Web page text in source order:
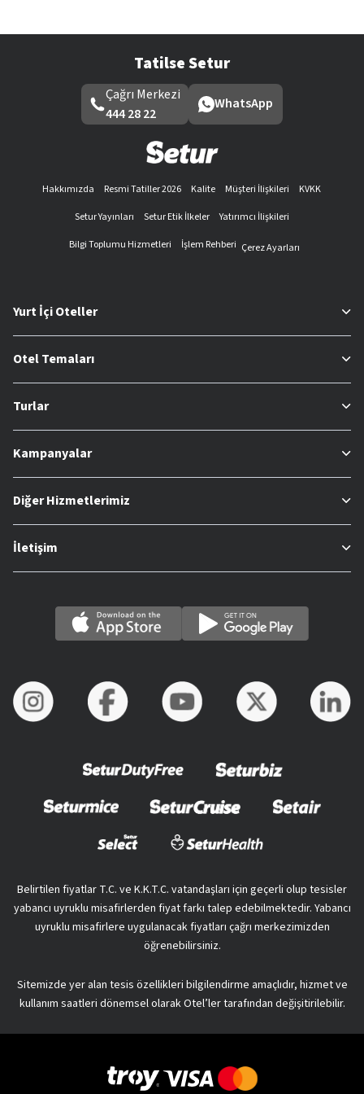
Tatilse Setur
Çağrı Merkezi
444 28 22
WhatsApp
Hakkımızda Resmi Tatiller 2026 Kalite Müşteri İlişkileri
KVKK
Setur Yayınları
Setur Etik İlkeler
Yatırımcı İlişkileri
Bilgi Toplumu Hizmetleri
İşlem Rehberi Çerez Ayarları
Yurt İçi Oteller
Otel Temaları
Turlar
Kampanyalar
Diğer Hizmetlerimiz
İletişim
Belirtilen fiyatlar T.C. ve K.K.T.C. vatandaşları için geçerli olup tesisler
yabancı uyruklu misafirlerden fiyat farkı talep edebilmektedir. Yabancı
uyruklu misafirlere uygulanacak fiyatları çağrı merkezimizden
öğrenebilirsiniz.
Sitemizde yer alan tesis özellikleri bilgilendirme amaçlıdır, hizmet ve
kullanım saatleri dönemsel olarak Otel’ler tarafından değişitirilebilir.